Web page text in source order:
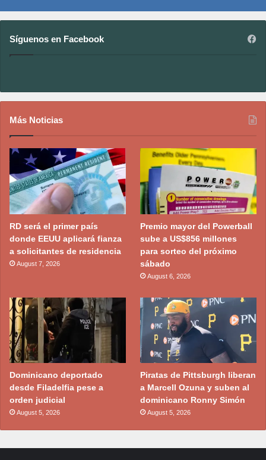
Síguenos en Facebook
Más Noticias
RD será el primer país
donde EEUU aplicará fianza
a solicitantes de residencia
August 7, 2026
Premio mayor del Powerball
sube a US$856 millones
para sorteo del próximo
sábado
August 6, 2026
Dominicano deportado
desde Filadelfia pese a
orden judicial
August 5, 2026
Piratas de Pittsburgh liberan
a Marcell Ozuna y suben al
dominicano Ronny Simón
August 5, 2026